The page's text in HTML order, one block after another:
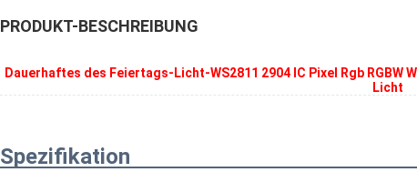
PRODUKT-BESCHREIBUNG
Dauerhaftes des Feiertags-Licht-WS2811 2904 IC Pixel Rgb
Licht
Spezifikation